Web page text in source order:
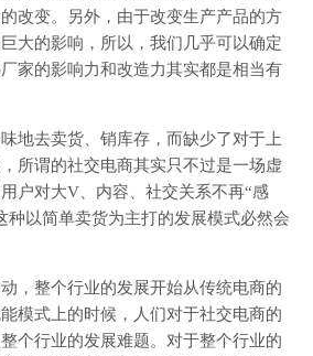
改变。另外，由于改变生产产品的方
大的影响，所以，我们几乎可以确定
家的影响力和改造力其实都是相当有
地去卖货、销库存，而缺少了对于上
所谓的社交电商其实只不过是一场虚
户对大V、内容、社交关系不再“感
种以简单卖货为主打的发展模式必然会
，整个行业的发展开始从传统电商的
模式上的时候，人们对于社交电商的
个行业的发展难题。对于整个行业的